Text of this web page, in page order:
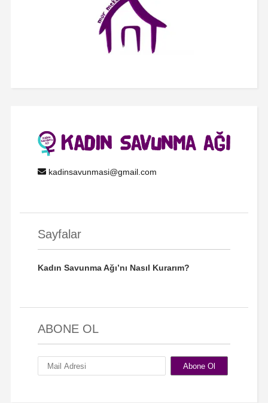
kadinsavunmasi@gmail.com
Sayfalar
Kadın Savunma Ağı’nı Nasıl Kurarım?
ABONE OL